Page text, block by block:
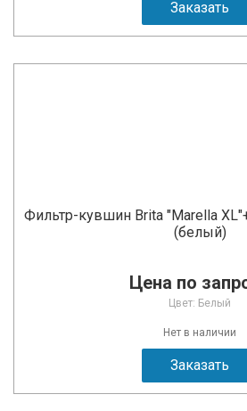
Заказать
Фильтр-кувшин Brita "Marella
(белый)
Цена по
Цвет: Белый
Нет в наличии
Заказать